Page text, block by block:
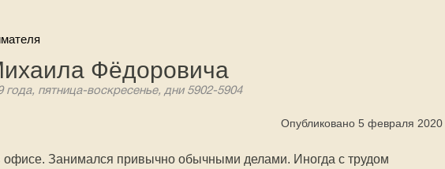
Фёдоровича
года, пятница-воскресенье, дни 5902-5904
Опубликовано 5 февраля 2020
офисе. Занимался привычно обычными делами. Иногда с трудом